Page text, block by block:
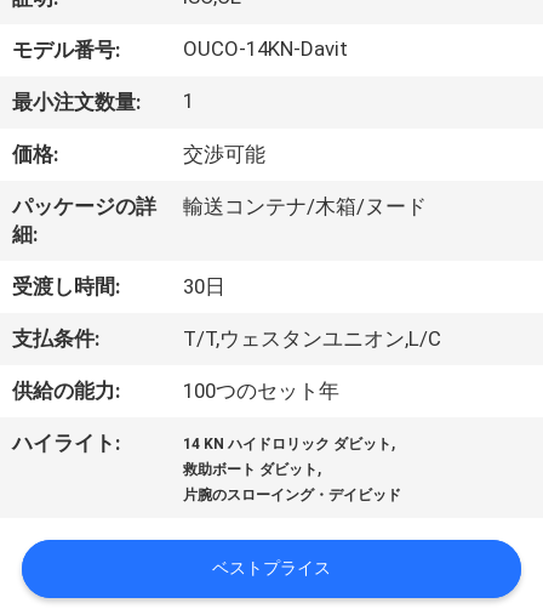
ビ
デ
VR
シ
ョ
ー
わ
し
た
モデル番号: OUCO-14KN-Davit
最小注文数量: 1
価格: 交渉可能
パッケージの詳
細:
輸送コンテナ/木箱/ヌード
受渡し時間: 30日
支払条件: T/T,ウェスタンユニオン,L/C
供給の能力: 100つのセット年
ハイライト: 14 KN ハイドロリック ダビット ,
救助ボート ダビット ,
片腕のスローイング・デイビッド
ベストプライス